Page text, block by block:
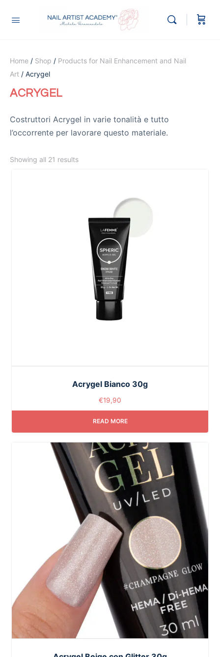
Home / Shop / Products for Nail Enhancement and Nail
Art / Acrygel
ACRYGEL
Costruttori Acrygel in varie tonalità e tutto
l’occorrente per lavorare questo materiale.
Showing all 21 results
Acrygel Bianco 30g
€19,90
READ MORE